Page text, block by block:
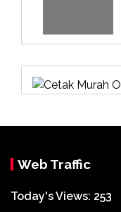
Web Traffic
Today's Views: 253